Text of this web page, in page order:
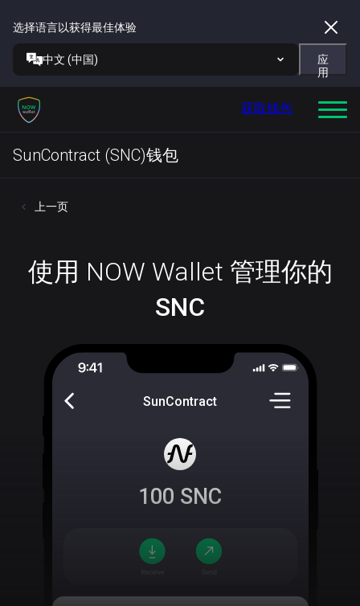
选择语言以获得最佳体验
中文 (中国)
应
用
获取钱包
SunContract (SNC)钱包
上一页
使用 NOW Wallet 管理你的
SNC
SunContract
100 SNC